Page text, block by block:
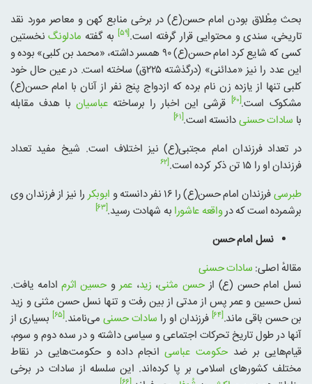
بحث مِطْلاق بودن امام حسن(ع) در برخی منابع کهن و معاصر مورد نقد
تاریخی، سندی و محتوایی قرار گرفته است.[۵۹] به گفته مادلونگنخستین
کسی که شایع کرد امام حسن(ع) ۹۰ همسر داشته، «محمد بن کلبی» بوده و
این عدد را نیز «مدائنی» (درگذشته ۲۲۵ق) ساخته است. در عین حال خود
کلبی تنها از یازده زن نام برده که ازدواج پنج نفر از آنان با امام حسن(ع)
مشکوک است.[۶۰] قرشی این اخبار را برساختهعباسیان با هدف مقابله
با سادات حسنیدانسته است.[۶۱]
در تعداد فرزندان امام مجتبی(ع) نیز اختلاف است. شیخ مفید تعداد
فرزندان او را ۱۵ تن ذکر کرده است.
[۶۲
طبرسیفرزندان امام حسن(ع) را ۱۶ نفر دانسته و ابوبکر را نیز از فرزندان وی
برشمرده است که درواقعه عاشورا به شهادت رسید.[۶۳]
نسل امام حسن
مقالهٔ اصلی: سادات حسنی
نسل امام حسن (ع) ازحسن مثنی، زید، عمروحسین اثرمادامه یافت.
نسل حسین و عمر پس از مدتی از بین رفت و تنها نسل حسن مثنی و زید
بن حسن باقی ماند.[۶۴] فرزندان او را سادات حسنی می‌نامند.[۶۵]
بسیاری از
آنها در طول تاریخ تحرکات اجتماعی و سیاسی داشته‌ و در سده دوم و سوم،
قیام‌هایی بر ضد حکومت عباسیانجام داده و حکومت‌هایی در نقاط
مختلف کشورهای اسلامی بر پا کرده‌اند. این سلسله از سادات در برخی